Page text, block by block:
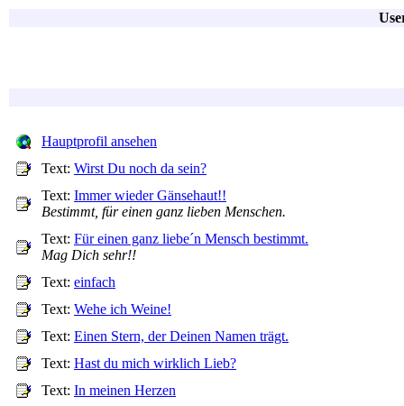
Hauptprofil ansehen
Text: Wirst Du noch da sein?
Text: Immer wieder Gänsehaut!!
Bestimmt, für einen ganz lieben Menschen.
Text: Für einen ganz liebe´n Mensch bestimmt.
Mag Dich sehr!!
Text: einfach
Text: Wehe ich Weine!
Text: Einen Stern, der Deinen Namen trägt.
Text: Hast du mich wirklich Lieb?
Text: In meinen Herzen